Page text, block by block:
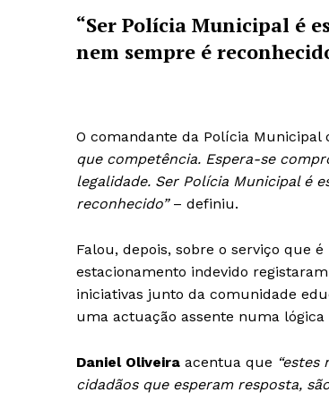
“Ser Polícia Municipal é
nem sempre é
O comandante da Polícia Municipal
que competência. Espera-se
legalidade. Ser Polícia Municipal é
reconhecido”– definiu.
Falou, depois, sobre o serviço que
estacionamento indevido
iniciativas junto da comunidade
uma actuação assente numa
Daniel Oliveira acentua que “estes
cidadãos que esperam resposta,